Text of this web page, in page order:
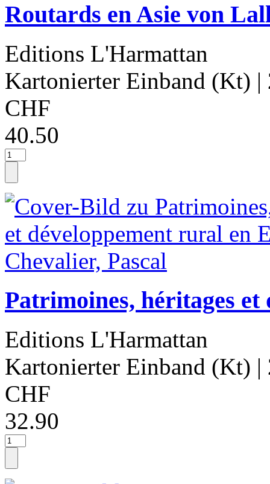
Routards en Asie von
Editions L'Harmattan
Kartonierter Einband (Kt) |
CHF
40.50
Patrimoines, héritages
Editions L'Harmattan
Kartonierter Einband (Kt) |
CHF
32.90